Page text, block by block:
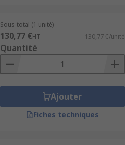
Sous-total (1 unité)
130,77 €HT 130,77 €/unité
Quantité
Ajouter
Fiches techniques